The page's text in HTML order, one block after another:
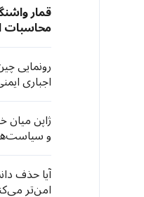
قمار
محاسبات
تجاری با
رونمایی
اجباری
ژاپن میان
و
آیا حذف
امن‌تر